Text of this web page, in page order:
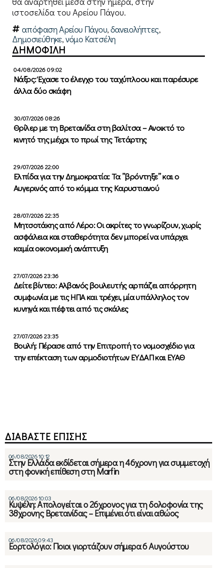
ιστοσελίδα του Αρείου Πάγου.
απόφαση Αρείου Πάγου,δανειολήπτες,
Δημοσιεύθηκε,νόμο Κατσέλη
ΔΗΜΟΦΙΛΗ
04/08/2026 09:02
Νάξος: Έχασε το έλεγχο του ταχύπλοου και παρέσυρε
άλλα δύο σκάφη
30/07/2026 08:26
Θρίλερ με τη Βρετανίδα στη βαλίτσα – Ανοικτό το
κινητό της μέχρι το πρωί της Τετάρτης
29/07/2026 22:00
Ελπίδα για την Δημοκρατία: Τα ”βρόντηξε” και ο
Αυγερινός από το κόμμα της Καρυστιανού
28/07/2026 22:35
Μητσοτάκης από Λέρο: Οι ακρίτες το γνωρίζουν, χωρίς
ασφάλεια και σταθερότητα δεν μπορεί να υπάρχει
καμία οικονομική ανάπτυξη
27/07/2026 23:36
Δείτε βίντεο: Αλβανός βουλευτής αρπάζει απόρρητη
συμφωνία με τις ΗΠΑ και τρέχει, μία υπάλληλος τον
κυνηγά και πέφτει από τις σκάλες
27/07/2026 23:35
Βουλή: Πέρασε από την Επιτροπή το νομοσχέδιο για
την επέκταση των αρμοδιοτήτων ΕΥΔΑΠ και ΕΥΑΘ
ΔΙΑΒΑΣΤΕ ΕΠΙΣΗΣ
06/08/2026 10:12
Στην Ελλάδα εκδίδεται σήμερα η 46χρονη για συμμετοχή
στη φονική επίθεση στη Marfin
06/08/2026 10:03
Κυψέλη: Απολογείται ο 26χρονος για τη δολοφονία της
38χρονης Βρετανίδας – Επιμένει ότι είναι αθώος
06/08/2026 09:43
Εορτολόγιο: Ποιοι γιορτάζουν σήμερα 6 Αυγούστου